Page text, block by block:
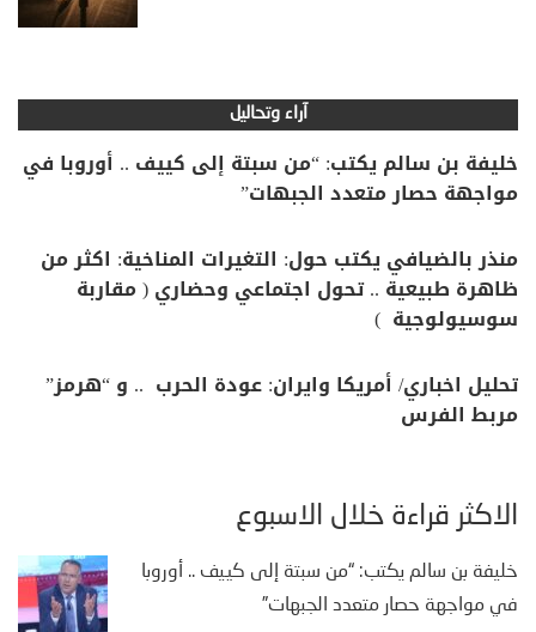
آراء وتحاليل
خليفة بن سالم يكتب: “من سبتة إلى كييف .. أوروبا في
مواجهة حصار متعدد الجبهات”
منذر بالضيافي يكتب حول: التغيرات المناخية: اكثر من
ظاهرة طبيعية .. تحول اجتماعي وحضاري ( مقاربة
سوسيولوجية )
تحليل اخباري/ أمريكا وايران: عودة الحرب .. و “هرمز”
مربط الفرس
الأكثر قراءة خلال الأسبوع
خليفة بن سالم يكتب: “من سبتة إلى كييف .. أوروبا
في مواجهة حصار متعدد الجبهات”